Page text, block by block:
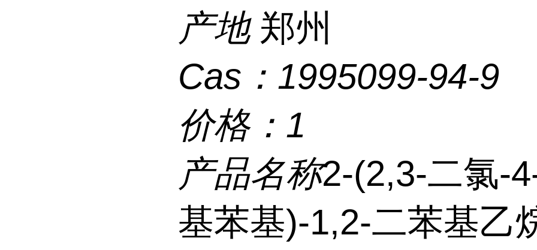
产地 郑州
Cas： 1995099-94-9
价格： 1
产品名称2-(2,3-二氯-
基苯基)-1,2-二苯基乙